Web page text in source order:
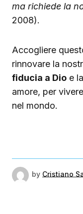
ma richiede la
2008).
Accogliere
rinnovare la
fiducia a Dio e
amore, per
nel mondo.
by Cristiano